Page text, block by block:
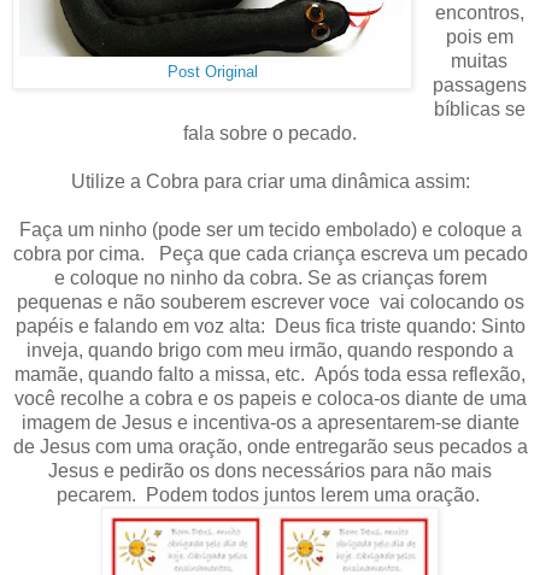
Post Original
encontros,
pois em
muitas
passagens
bíblicas se
fala sobre o pecado.
Utilize a Cobra para criar uma dinâmica assim:
Faça um ninho (pode ser um tecido embolado) e coloque a
cobra por cima. Peça que cada criança escreva um pecado
e coloque no ninho da cobra. Se as crianças forem
pequenas e não souberem escrever voce vai colocando os
papéis e falando em voz alta: Deus fica triste quando: Sinto
inveja, quando brigo com meu irmão, quando respondo a
mamãe, quando falto a missa, etc. Após toda essa reflexão,
você recolhe a cobra e os papeis e coloca-os diante de uma
imagem de Jesus e incentiva-os a apresentarem-se diante
de Jesus com uma oração, onde entregarão seus pecados a
Jesus e pedirão os dons necessários para não mais
pecarem. Podem todos juntos lerem uma oração.